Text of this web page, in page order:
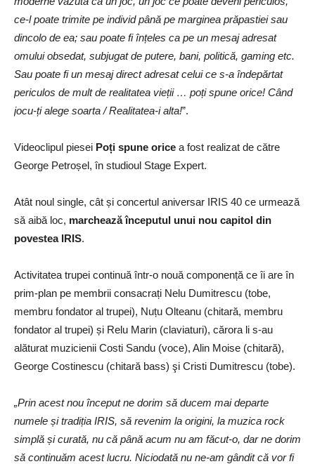
ce-l poate trimite pe individ până pe marginea prăpastiei sau
dincolo de ea; sau poate fi înțeles ca pe un mesaj adresat
omului obsedat, subjugat de putere, bani, politică, gaming etc.
Sau poate fi un mesaj direct adresat celui ce s-a îndepărtat
periculos de mult de realitatea vieții … poți spune orice! Când
jocu-ți alege soarta / Realitatea-i alta!”.
Videoclipul piesei Poți spune orice a fost realizat de către
George Petroșel, în studioul Stage Expert.
Atât noul single, cât și concertul aniversar IRIS 40 ce urmează
să aibă loc, marchează începutul unui nou capitol din
povestea IRIS.
Activitatea trupei continuă într-o nouă componență ce îi are în
prim-plan pe membrii consacrați Nelu Dumitrescu (tobe,
membru fondator al trupei), Nuțu Olteanu (chitară, membru
fondator al trupei) și Relu Marin (claviaturi), cărora li s-au
alăturat muzicienii Costi Sandu (voce), Alin Moise (chitară),
George Costinescu (chitară bass) şi Cristi Dumitrescu (tobe).
„Prin acest nou început ne dorim să ducem mai departe
numele și tradiția IRIS, să revenim la origini, la muzica rock
simplă și curată, nu că până acum nu am făcut-o, dar ne dorim
să continuăm acest lucru. Niciodată nu ne-am gândit că vor fi